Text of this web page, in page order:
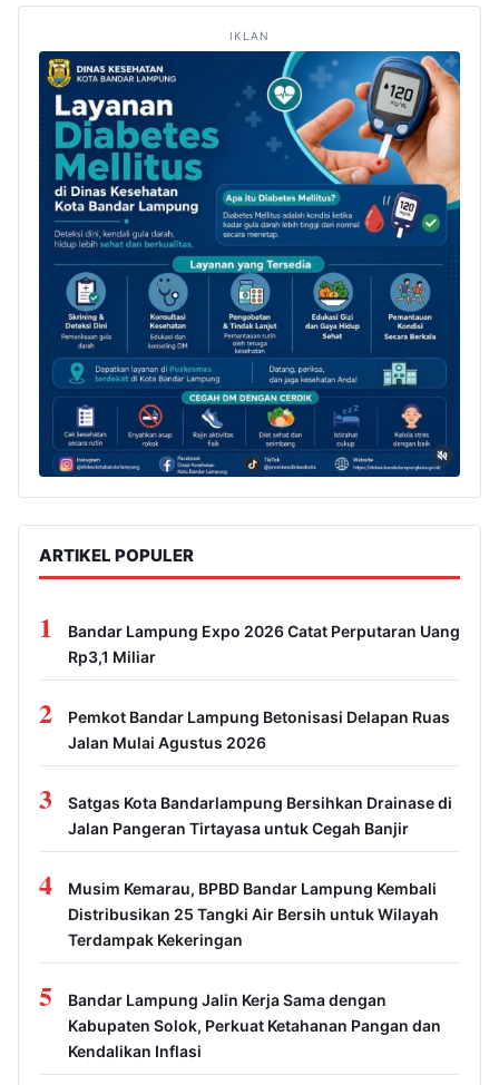
IKLAN
ARTIKEL POPULER
1
Bandar Lampung Expo 2026 Catat Perputaran Uang
Rp3,1 Miliar
2
Pemkot Bandar Lampung Betonisasi Delapan Ruas
Jalan Mulai Agustus 2026
3
Satgas Kota Bandarlampung Bersihkan Drainase di
Jalan Pangeran Tirtayasa untuk Cegah Banjir
4
Musim Kemarau, BPBD Bandar Lampung Kembali
Distribusikan 25 Tangki Air Bersih untuk Wilayah
Terdampak Kekeringan
5
Bandar Lampung Jalin Kerja Sama dengan
Kabupaten Solok, Perkuat Ketahanan Pangan dan
Kendalikan Inflasi